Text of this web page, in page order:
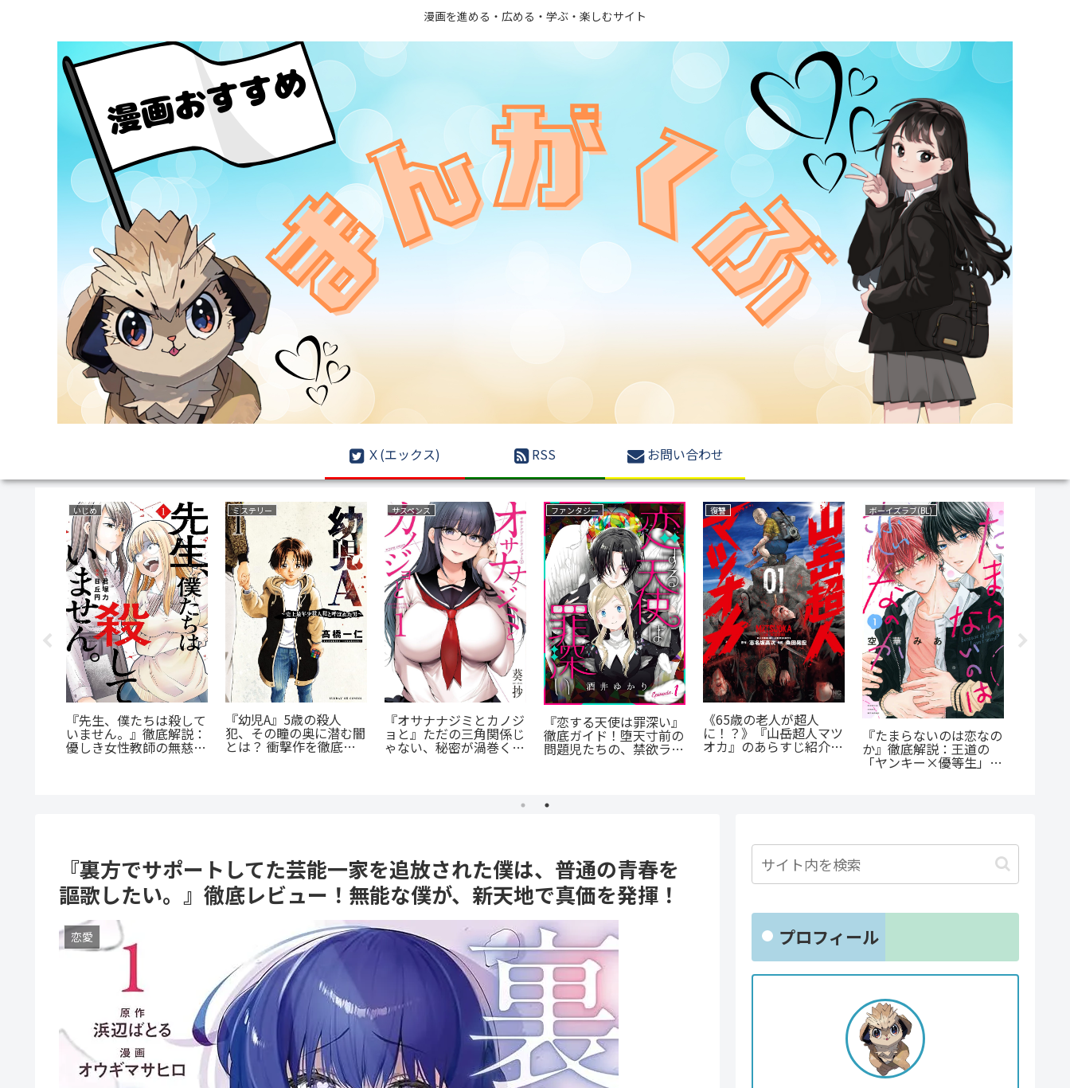
漫画を進める・広める・学ぶ・楽しむサイト
Ｘ(エックス) RSS お問い合わせ
ファンタジー
『捕虜英雄』完全解説！
最底辺から駆け上がる至
高のカタルシス
育児・子育て
蒼井まもる『ふつうの女
の子』レビュー。母とし
ての葛藤と、娘の成長に
ラブコメ
『たろうのまにまに』徹
底紹介！クズなヒモ男に
沼る人続出の理由と「ま
にまに」の意味とは？
サバイバルホラー
『群脳教室』の魅力を徹
底解説！教室が脳だら
け？衝撃サスペンスを今
すぐ読むべき5つの理由
ファンタジー
あの感動をもう一度！
『D・N・ANGEL』正統
続編『DDNAngels』の
恋愛
公私で変わる凄まじいギ
ャップ『志乃と恋』のあ
らすじ徹底紹介！甘くて
尊い百合の世界へ
『裏方でサポートしてた芸能一家を追放された僕は、普通の青春を
謳歌したい。』徹底レビュー！無能な僕が、新天地で真価を発揮！
恋愛 プロフィール